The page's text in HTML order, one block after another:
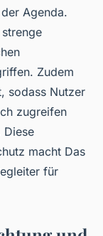
Agenda.
Zudem
sodass Nutzer
zugreifen
Diese
macht Das
für